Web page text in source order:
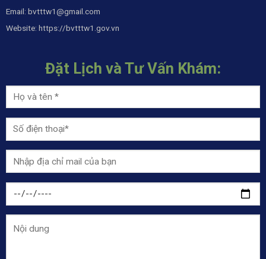
Email: bvtttw1@gmail.com
Website: https://bvtttw1.gov.vn
Đặt Lịch và Tư Vấn Khám: